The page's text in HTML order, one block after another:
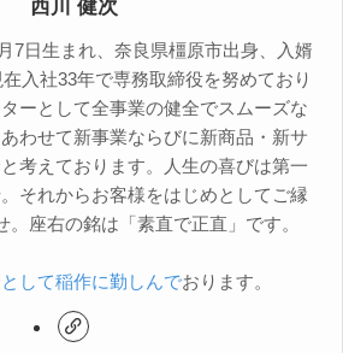
西川 健次
7日生まれ、奈良県橿原市出身、入婿
入社33年で専務取締役を努めており
ーとして全事業の健全でスムーズな
わせて新事業ならびに新商品・新サ
考えております。人生の喜びは第一
それからお客様をはじめとしてご縁
。座右の銘は「素直で正直」です。
して稲作に勤しんでおります。